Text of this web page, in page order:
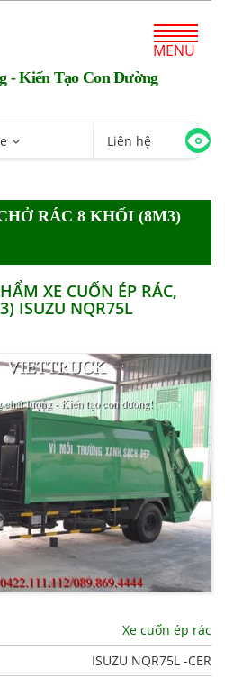
MENU
- Kiến Tạo Con Đường
Liên hệ
RÁC 8 KHỐI (8M3)
XE CUỐN ÉP RÁC,
ISUZU NQR75L
Xe cuốn ép rác
ISUZU NQR75L -CER